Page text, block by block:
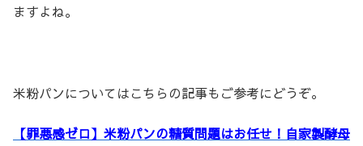
ますよね。
米粉パンについてはこちらの記事もご参考にどうぞ。
【罪悪感ゼロ】米粉パンの糖質問題はお任せ！自家製酵母